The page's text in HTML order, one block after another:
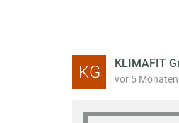
KG KLIMAFIT
vor 5 Monaten